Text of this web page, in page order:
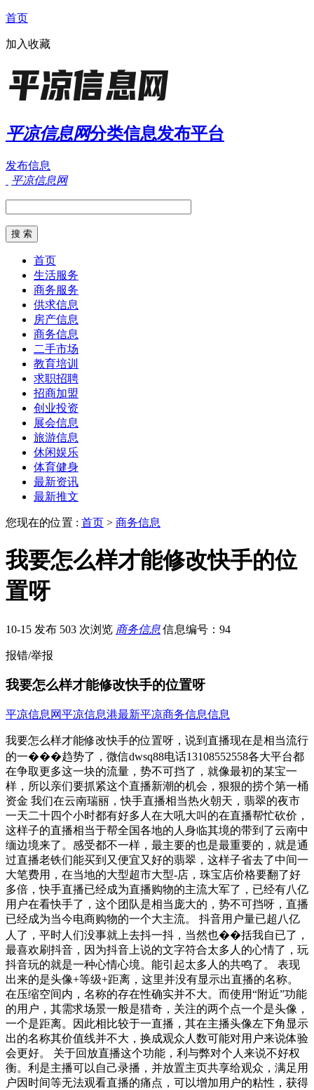
首页
加入收藏
平凉信息网分类信息发布平台
发布信息
平凉信息网
首页
生活服务
商务服务
供求信息
房产信息
商务信息
二手市场
教育培训
求职招聘
招商加盟
创业投资
展会信息
旅游信息
休闲娱乐
体育健身
最新资讯
最新推文
您现在的位置 : 首页 > 商务信息
我要怎么样才能修改快手的位
置呀
10-15 发布 503 次浏览 商务信息 信息编号：94
报错/举报
我要怎么样才能修改快手的位置呀
平凉信息网平凉信息港最新平凉商务信息信息
我要怎么样才能修改快手的位置呀，说到直播现在是相当流行
的一���趋势了，微信dwsq88电话13108552558各大平台都
在争取更多这一块的流量，势不可挡了，就像最初的某宝一
样，所以亲们要抓紧这个直播新潮的机会，狠狠的捞个第一桶
资金 我们在云南瑞丽，快手直播相当热火朝天，翡翠的夜市
一天二十四个小时都有好多人在大吼大叫的在直播帮忙砍价，
这样子的直播相当于帮全国各地的人身临其境的带到了云南中
缅边境来了。感受都不一样，最主要的也是最重要的，就是通
过直播老铁们能买到又便宜又好的翡翠，这样子省去了中间一
大笔费用，在当地的大型超市大型-店，珠宝店价格要翻了好
多倍，快手直播已经成为直播购物的主流大军了，已经有八亿
用户在看快手了，这个团队是相当庞大的，势不可挡呀，直播
已经成为当今电商购物的一个大主流。 抖音用户量已超八亿
人了，平时人们没事就上去抖一抖，当然也��括我自已了，
最喜欢刷抖音，因为抖音上说的文字符合太多人的心情了，玩
抖音玩的就是一种心情心境。能引起太多人的共鸣了。 表现
出来的是头像+等级+距离，这里并没有显示出直播的名称。
在压缩空间内，名称的存在性确实并不大。而使用“附近”功能
的用户，其需求场景一般是猎奇，关注的两个点一个是头像，
一个是距离。因此相比较于一直播，其在主播头像左下角显示
出的名称其价值线并不大，换成观众人数可能对用户来说体验
会更好。 关于回放直播这个功能，利与弊对个人来说不好权
衡。利是主播可以自己录播，并放置主页共享给观众，满足用
户因时间等无法观看直播的痛点，可以增加用户的粘性，获得